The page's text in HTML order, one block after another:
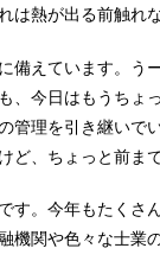
熱が出る前触れ
備えています。う
今日はもうちょ
管理を引き継いで
、ちょっと前ま
す。今年もたくさ
関や色々な士業